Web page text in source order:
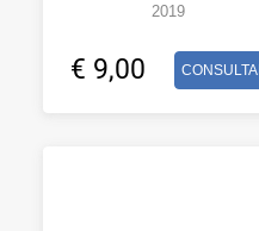
2019
€ 9,00